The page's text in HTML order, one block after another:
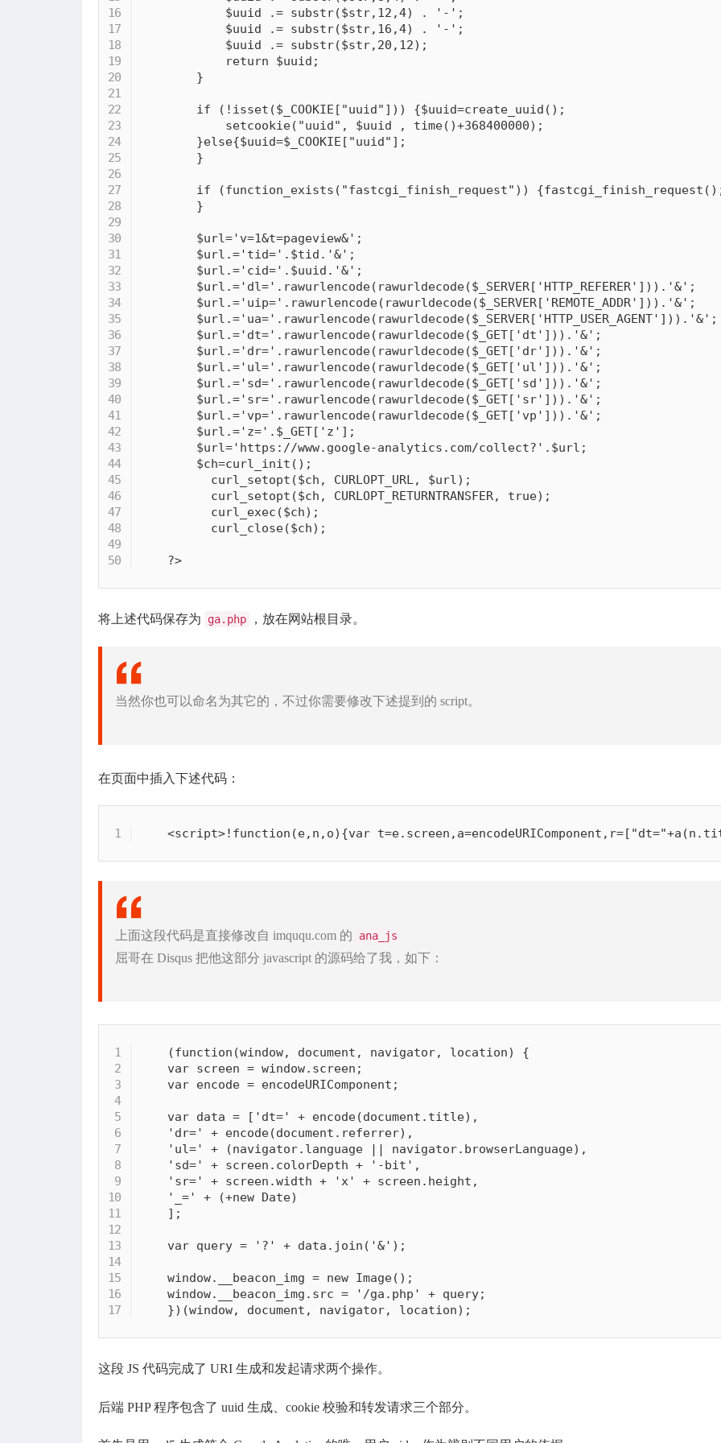
$uuid
.= substr($str, 12 ,4) . '-' ;
$uuid
.= substr($str, 16 ,4) . '-' ;
$uuid
.= substr($str, 20 , 12) ;
return
$uuid ;
}
if ( ! isset ($_COOKIE [ "uuid" ] ) ) {$uuid=create_uuid ( ) ;
setcookie( "uuid" , $uuid , time( )+368400000) ;
}else{$uuid=$_COOKIE [ "uuid" ] ;
}
if (function_exists ( "fastcgi_finish_request" ) ) {fastcgi_finish_request ( )
}
$url='v=1&t=pageview&' ;
$url .='tid=' . $tid . '&' ;
$url .='cid=' . $uuid . '&' ;
$url .='dl=' . rawurlencode( rawurldecode($_SERVER [ 'HTTP_REFERER' ] ) ) . '&' ;
$url .='uip=' . rawurlencode( rawurldecode($_SERVER [ 'REMOTE_ADDR' ] ) ) . '&' ;
$url .='ua=' . rawurlencode( rawurldecode($_SERVER [ 'HTTP_USER_AGENT' ] ) ) . '&' ;
$url .='dt=' . rawurlencode( rawurldecode($_GET [ 'dt' ] ) ) . '&' ;
$url .='dr=' . rawurlencode( rawurldecode($_GET [ 'dr' ] ) ) . '&' ;
$url .='ul=' . rawurlencode( rawurldecode($_GET [ 'ul' ] ) ) . '&' ;
$url .='sd=' . rawurlencode( rawurldecode($_GET [ 'sd' ] ) ) . '&' ;
$url .='sr=' . rawurlencode( rawurldecode($_GET [ 'sr' ] ) ) . '&' ;
$url .='vp=' . rawurlencode( rawurldecode($_GET [ 'vp' ] ) ) . '&' ;
$url .='z=' . $_GET [ 'z' ] ;
$url='https://www.google-analytics.com/collect?' . $url ;
$ch=curl_init ( ) ;
curl_setopt ($ch , CURLOPT_URL, $url) ;
curl_setopt ($ch , CURLOPT_RETURNTRANSFER, true) ;
curl_exec ($ch) ;
curl_close($ch) ;
?>
将上述代码保存为 ga.php ，放在网站根目录。
当然你也可以命名为其它的，不过你需要修改下述提到的 script。
在页面中插入下述代码：
<script>! function (e, n , o) {var t=e. screen , a=encodeURIComponent , r=[ "dt="+a (n .
上面这段代码是直接修改自 imququ.com 的 ana_js
屈哥在 Disqus 把他这部分 javascript 的源码给了我，如下：
(function (window, document , navigator, location)
{
var screen = window. screen ;
var encode = encodeURIComponent ;
var data = [ 'dt=' + encode(document . title) ,
'dr='
+ encode(document . referrer) ,
'ul='
+ (navigator. language navigator. browserLanguage) ,
'sd='
+ screen . colorDepth + '-bit' ,
'sr='
+ screen .width + 'x' + screen . height ,
'_='
+ (+new Date)
] ;
var query = '?' + data . join ( '&' ) ;
window. __beacon_img = new Image( ) ;
window. __beacon_img . src = '/ga.php' + query;
}) (window, document , navigator, location) ;
这段 JS 代码完成了 URI 生成和发起请求两个操作。
后端 PHP 程序包含了 uuid 生成、cookie 校验和转发请求三个部分。